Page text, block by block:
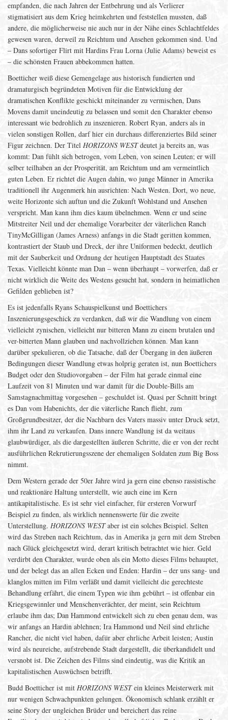
empfanden, die nach Jahren der Entbehrung und als Verlierer
stigmatisiert aus dem Krieg heimkehrten und feststellen mussten, daß
andere, die möglicherweise nie auch nur in der Nähe eines Schlachtfeldes
gewesen waren, derweil zu Reichtum und Ansehen gekommen sind. Und
– Dans sofortiger Flirt mit Hardins Frau Lorna (Julie Adams) beweist es
– die schönsten Frauen abbekommen hatten.
Boetticher weiß diese Gemengelage aus historisch fundierten und
dramaturgisch begründeten Motiven für die Entwicklung der
dramatischen Konflikte geschickt miteinander zu vermischen, Dans
Movens damit uneindeutig zu belassen und somit den Charakter ebenso
interessant wie bedrohlich zu inszenieren. Robert Ryan, anders als in
vielen sonstigen Rollen, darf hier ein durchaus differenziertes Bild seiner
Figur zeichnen. Der Titel HORIZONS WESTdeutet ja bereits an, was
kommt: Dan fühlt sich betrogen, vom Leben, von seinen Leuten; er will
selber teilhaben an der Prosperität, am Reichtum und am vermeintlich
guten Leben. Er richtet die Augen dahin, wo junge Männer in Amerika
traditionell ihr Augenmerk hin ausrichten: Nach Westen. Dort, wo neue,
weite Horizonte sich auftun und die Zukunft Wohlstand und Ansehen
verspricht. Man kann ihm dies kaum übelnehmen. Wenn er und seine
Mitstreiter Neil und der ehemalige Vorarbeiter der väterlichen Ranch
TinyMcGilligan (James Arness) anfangs in die Stadt geritten kommen,
kontrastiert der Staub und Dreck, der ihre Uniformen bedeckt, deutlich
mit der Sauberkeit und Ordnung der heutigen Hauptstadt des Staates
Texas. Vielleicht könnte man Dan – wenn überhaupt – vorwerfen, daß er
nicht wirklich die Weite des Westens gesucht hat, sondern in heimatlichen
Gefilden geblieben ist?
Es ist jedenfalls Ryans Schauspielkunst und Boettichers
Inszenierungsgeschick zu verdanken, daß wir die Wandlung von einem
vielleicht zynischen, vielleicht nur bitteren Mann zu einem brutalen und
ver-bitterten Mann glauben und nachvollziehen können. Man kann
darüber spekulieren, ob die Tatsache, daß der Übergang in den äußeren
Bedingungen dieser Wandlung etwas holprig geraten ist, nun Boettichers
Budget oder den Studiovorgaben – der Film hat gerade einmal eine
Laufzeit von 81 Minuten und war damit für die Double-Bills am
Samstagnachmittag vorgesehen – geschuldet ist. Quasi per Schnitt bringt
es Dan vom Habenichts, der die väterliche Ranch flieht, zum
Großgrundbesitzer, der die Nachbarn des Vaters massiv unter Druck setzt,
ihm ihr Land zu verkaufen. Dans innere Wandlung ist da weitaus
glaubwürdiger, als die dargestellten äußeren Schritte, die er von der recht
ausführlichen Rekrutierungsszene der ehemaligen Soldaten zum Big Boss
nimmt.
Dem Western gerade der 50er Jahre wird ja gern eine ebenso rassistische
und reaktionäre Haltung unterstellt, wie auch eine im Kern
antikapitalistische. Es ist sehr viel einfacher, für ersteren Vorwurf
Beispiel zu finden, als wirklich nennenswerte für die zweite
Unterstellung. HORIZONS WESTaber ist ein solches Beispiel. Selten
wird das Streben nach Reichtum, das in Amerika ja gern mit dem Streben
nach Glück gleichgesetzt wird, derart kritisch betrachtet wie hier. Geld
verdirbt den Charakter, wurde oben als ein Motto dieses Films behauptet,
und der belegt das an allen Ecken und Enden: Hardin – der uns sang- und
klanglos mitten im Film verläßt und damit vielleicht die gerechteste
Behandlung erfährt, die einem Typen wie ihm gebührt – ist offenbar ein
Kriegsgewinnler und Menschenverächter, der meint, sein Reichtum
erlaube ihm das; Dan Hammond entwickelt sich zu eben genau dem, was
wir anfangs an Hardin ablehnen; Ira Hammond und Neil sind ehrliche
Rancher, die nicht viel haben, dafür aber ehrliche Arbeit leisten; Austin
wird als neureiche, aufstrebende Stadt dargestellt, die überkandidelt und
versnobt ist. Die Zeichen des Films sind eindeutig, was die Kritik an
kapitalistischen Auswüchsen betrifft.
Budd Boetticher ist mit HORIZONS WESTein kleines Meisterwerk mit
nur wenigen Schwachpunkten gelungen. Ökonomisch schlank erzählt er
seine Story der ungleichen Brüder und bereichert das reine